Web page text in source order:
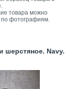
товара можно
по фотографиям.
шерстяное. Navy.